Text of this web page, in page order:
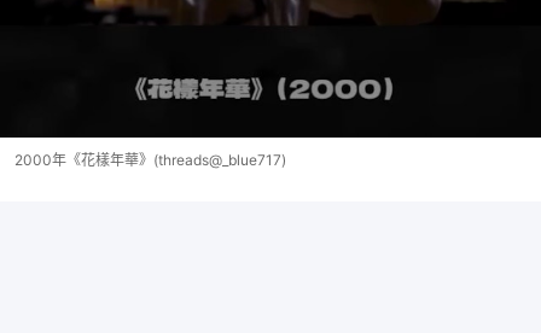
2000年《花樣年華》(threads@_blue717)